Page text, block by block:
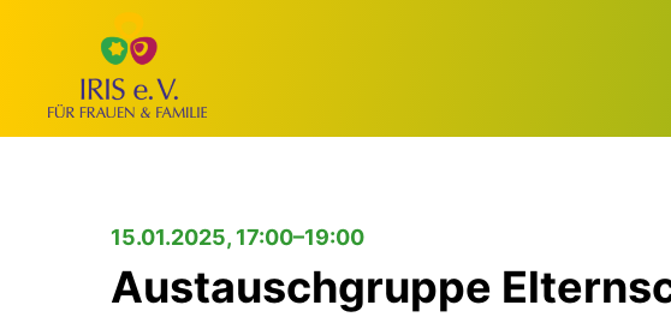
15.01.2025, 17:00–19:00
Austauschgruppe